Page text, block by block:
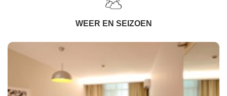
WEER EN SEIZOEN